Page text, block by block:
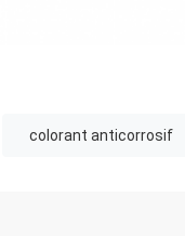
colorant anticorrosif